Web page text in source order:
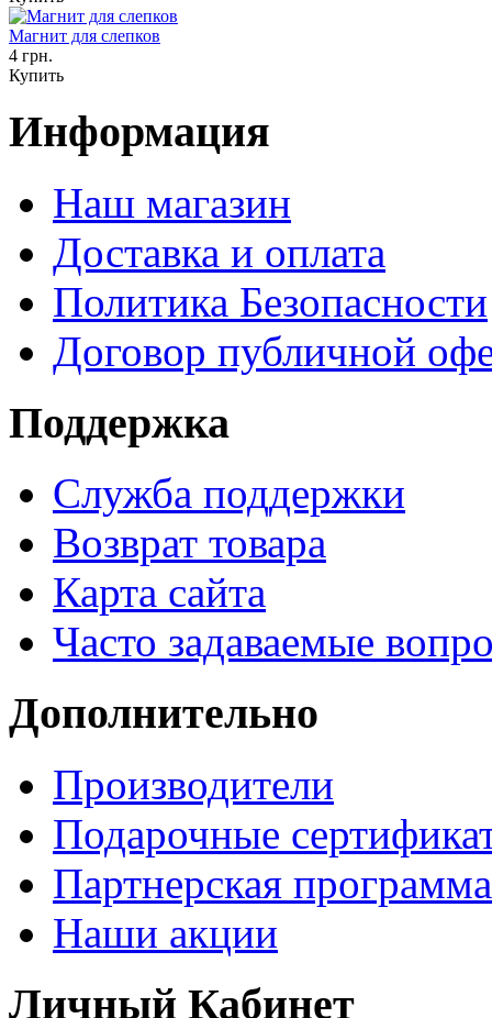
Магнит для слепков
4 грн.
Купить
Информация
Наш магазин
Доставка и оплата
Политика Безопасности
Договор публичной
Поддержка
Служба поддержки
Возврат товара
Карта сайта
Часто задаваемые
Дополнительно
Производители
Подарочные
Партнерская программа
Наши акции
Личный Кабинет